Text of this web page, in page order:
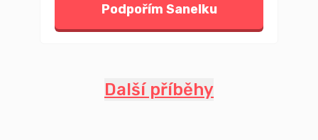
Podpořím Sanelku
Další příběhy